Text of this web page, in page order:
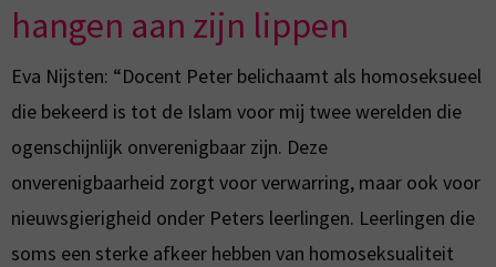
hangen aan zijn lippen
Eva Nijsten: “Docent Peter belichaamt als homoseksueel
die bekeerd is tot de Islam voor mij twee werelden die
ogenschijnlijk onverenigbaar zijn. Deze
onverenigbaarheid zorgt voor verwarring, maar ook voor
nieuwsgierigheid onder Peters leerlingen. Leerlingen die
soms een sterke afkeer hebben van homoseksualiteit